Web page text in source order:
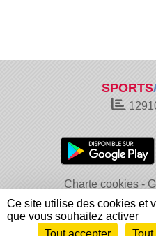
SPORTS
Charte cookies
Informations légales
Ce site utilise des cookies et
que vous souhaitez activer
Tout accepter
Tout